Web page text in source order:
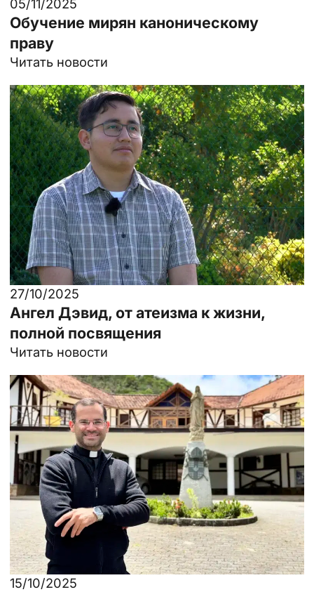
05/11/2025
Обучение мирян каноническому
праву
Читать новости
27/10/2025
Ангел Дэвид, от атеизма к жизни,
полной посвящения
Читать новости
15/10/2025